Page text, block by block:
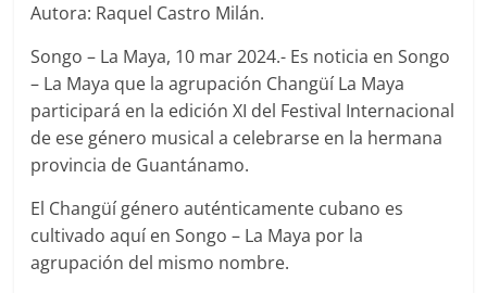
Autora: Raquel Castro Milán.
Songo – La Maya, 10 mar 2024.- Es noticia en Songo
– La Maya que la agrupación Changüí La Maya
participará en la edición XI del Festival Internacional
de ese género musical a celebrarse en la hermana
provincia de Guantánamo.
El Changüí género auténticamente cubano es
cultivado aquí en Songo – La Maya por la
agrupación del mismo nombre.